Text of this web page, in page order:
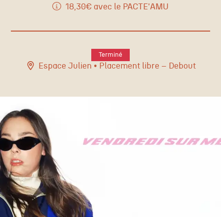
18,30€ avec le PACTE'AMU
Terminé
Espace Julien • Placement libre – Debout